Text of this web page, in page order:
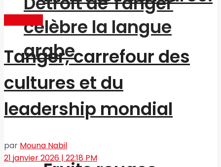
célèbre la langue
arabe
Tanger, carrefour des
cultures et du
leadership mondial
par Mouna Nabil
21 janvier 2026 | 22:18 PM